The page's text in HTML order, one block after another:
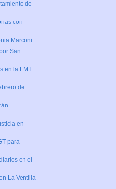
de
con
Marconi
San
en la EMT:
de
en
para
en el
La Ventilla